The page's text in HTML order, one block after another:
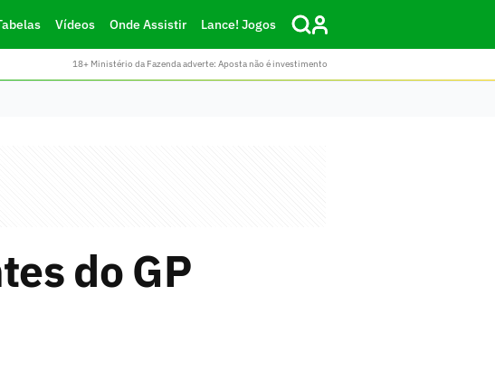
Vídeos Onde Assistir Lance! Jogos
18+ Ministério da Fazenda adverte: Aposta não é investimento
do GP